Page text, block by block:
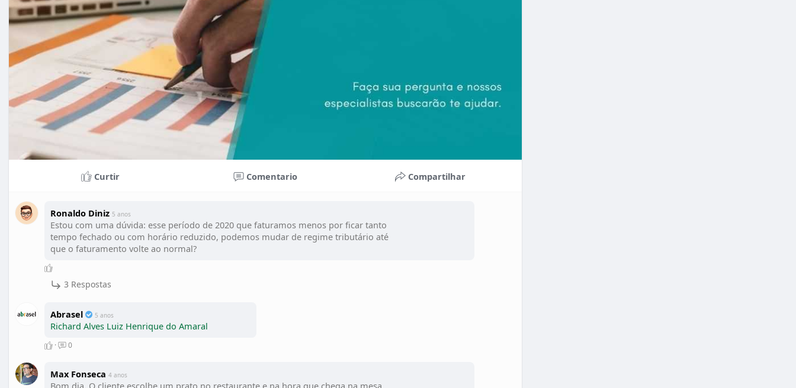
Curtir Comentario Compartilhar
Ronaldo Diniz 5 anos
Estou com uma dúvida: esse período de 2020 que faturamos menos por ficar tanto
tempo fechado ou com horário reduzido, podemos mudar de regime tributário até
que o faturamento volte ao normal?
3 Respostas
Abrasel 5 anos
Richard Alves Luiz Henrique do Amaral
· 0
Max Fonseca 4 anos